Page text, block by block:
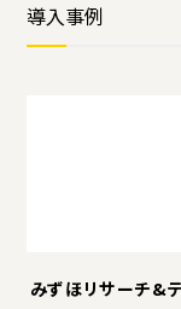
導入事例
みずほリサーチ&